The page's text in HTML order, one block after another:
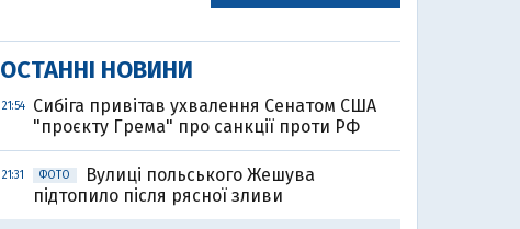
ОСТАННІ НОВИНИ
21:54
Cибіга привітав ухвалення Сенатом США
"проєкту Грема" про санкції проти РФ
21:31 ФОТО
Вулиці польського Жешува
підтопило після рясної зливи